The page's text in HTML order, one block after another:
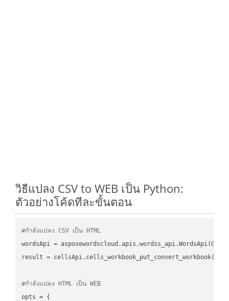
วิธีแปลง CSV to WEB เป็น Python:
ตัวอย่างโค้ดทีละขั้นตอน
#กำลังแปลง CSV เป็น HTML
wordsApi =
result =
#กำลังแปลง HTML เป็น WEB
opts = {